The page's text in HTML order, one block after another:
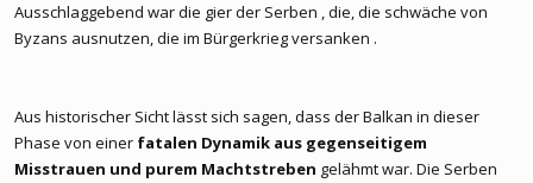
Ausschlaggebend war die gier der Serben , die, die schwäche von
Byzans ausnutzen, die im Bürgerkrieg versanken .
Aus historischer Sicht lässt sich sagen, dass der Balkan in dieser
Phase von einer fatalen Dynamik aus gegenseitigem
Misstrauen und purem Machtstreben gelähmt war. Die Serben